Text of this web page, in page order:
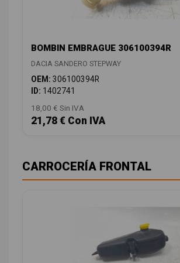
BOMBIN EMBRAGUE 306100394R
DACIA SANDERO STEPWAY
OEM: 306100394R
ID: 1402741
18,00 € Sin IVA
21,78 € Con IVA
CARROCERÍA FRONTAL